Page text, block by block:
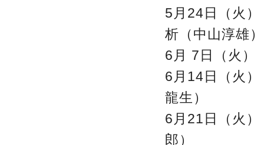
5月24日（火
析（中山淳雄）
6月 7日（火
6月14日（火
龍生）
6月21日（火
郎）